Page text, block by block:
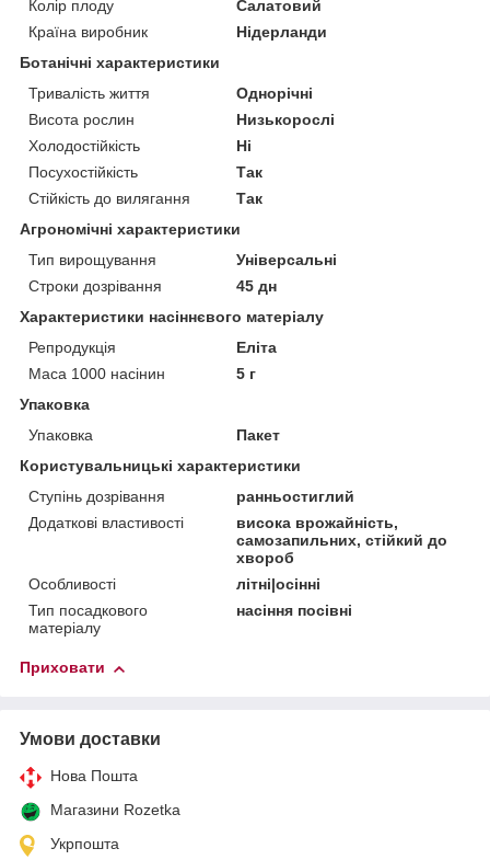
Колір плоду
Салатовий
Країна виробник
Нідерланди
Ботанічні характеристики
Тривалість життя
Однорічні
Висота рослин
Низькорослі
Холодостійкість
Ні
Посухостійкість
Так
Стійкість до вилягання
Так
Агрономічні характеристики
Тип вирощування
Універсальні
Строки дозрівання
45 дн
Характеристики насіннєвого матеріалу
Репродукція
Еліта
Маса 1000 насінин
5 г
Упаковка
Упаковка
Пакет
Користувальницькі характеристики
Ступінь дозрівання
ранньостиглий
Додаткові властивості
висока врожайність,
самозапильних, стійкий до
хвороб
Особливості
літні|осінні
Тип посадкового
матеріалу
насіння посівні
Приховати
Умови доставки
Нова Пошта
Магазини Rozetka
Укрпошта